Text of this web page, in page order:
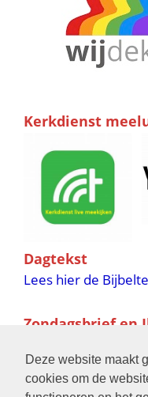
Deze website maakt
cookies om de
Kerkdienst
Dagtekst
Lees hier de
Zondagsbrief en
de